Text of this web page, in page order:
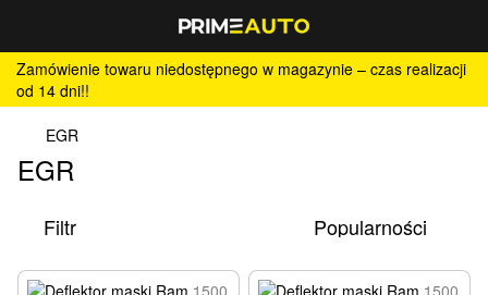
Zamówienie towaru niedostępnego w magazynie – czas realizacji
od 14 dni!!
EGR
EGR
Filtr Popularności